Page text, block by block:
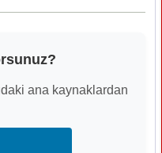
ana kaynaklardan